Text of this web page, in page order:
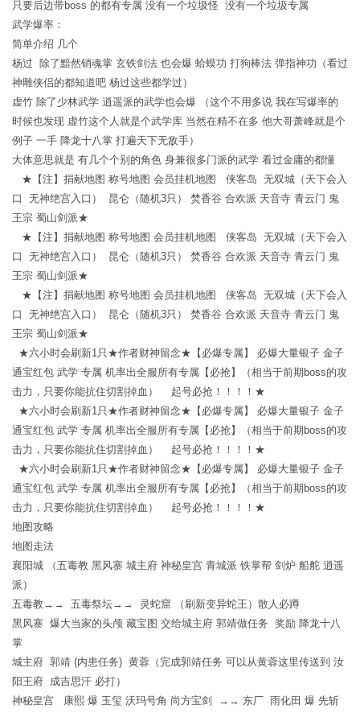
只要后边带boss 的都有专属 没有一个垃圾怪 没有一个垃圾专属
武学爆率：
简单介绍 几个
杨过 除了黯然销魂掌 玄铁剑法 也会爆 蛤蟆功 打狗棒法 弹指神功（看过
神雕侠侣的都知道吧 杨过这些都学过）
虚竹 除了少林武学 逍遥派的武学也会爆 （这个不用多说 我在写爆率的
时候也发现 虚竹这个人就是个武学库 当然在精不在多 他大哥萧峰就是个
例子 一手 降龙十八掌 打遍天下无敌手）
大体意思就是 有几个个别的角色 身兼很多门派的武学 看过金庸的都懂
★【注】捐献地图 称号地图 会员挂机地图 侠客岛 无双城（天下会入
口 无神绝宫入口） 昆仑（随机3只） 焚香谷 合欢派 天音寺 青云门 鬼
王宗 蜀山剑派★
★【注】捐献地图 称号地图 会员挂机地图 侠客岛 无双城（天下会入
口 无神绝宫入口） 昆仑（随机3只） 焚香谷 合欢派 天音寺 青云门 鬼
王宗 蜀山剑派★
★【注】捐献地图 称号地图 会员挂机地图 侠客岛 无双城（天下会入
口 无神绝宫入口） 昆仑（随机3只） 焚香谷 合欢派 天音寺 青云门 鬼
王宗 蜀山剑派★
★六小时会刷新1只★作者财神留念★【必爆专属】 必爆大量银子 金子
通宝红包 武学 专属 机率出全服所有专属【必抢】（相当于前期boss的攻
击力，只要你能抗住切割掉血） 起号必抢！！！！★
★六小时会刷新1只★作者财神留念★【必爆专属】 必爆大量银子 金子
通宝红包 武学 专属 机率出全服所有专属【必抢】（相当于前期boss的攻
击力，只要你能抗住切割掉血） 起号必抢！！！！★
★六小时会刷新1只★作者财神留念★【必爆专属】 必爆大量银子 金子
通宝红包 武学 专属 机率出全服所有专属【必抢】（相当于前期boss的攻
击力，只要你能抗住切割掉血） 起号必抢！！！！★
地图攻略
地图走法
襄阳城 （五毒教 黑风寨 城主府 神秘皇宫 青城派 铁掌帮 剑炉 船舵 逍遥
派）
五毒教→→ 五毒祭坛→→ 灵蛇窟 （刷新变异蛇王）散人必蹲
黑风寨 爆大当家的头颅 藏宝图 交给城主府 郭靖做任务 奖励 降龙十八
掌
城主府 郭靖 (内患任务) 黄蓉（完成郭靖任务 可以从黄蓉这里传送到 汝
阳王府 成吉思汗 必打）
神秘皇宫 康熙 爆 玉玺 沃玛号角 尚方宝剑 →→ 东厂 雨化田 爆 先斩